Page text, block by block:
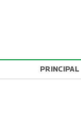
PRINCIPAL